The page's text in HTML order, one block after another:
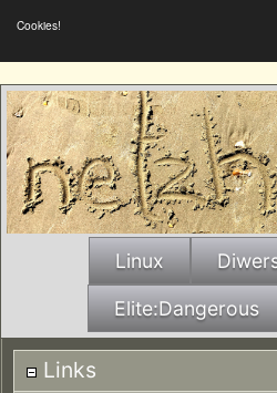
Cookies!
Linux
Elite:Dangerous
Links